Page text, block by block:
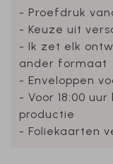
- Proefdruk
- Keuze uit
- Ik zet elk
ander formaat
- Enveloppen
- Voor 18:00
productie
- Foliekaarten